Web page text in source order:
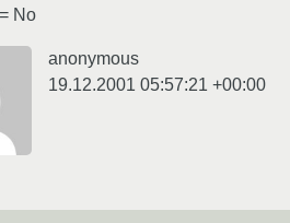
No
anonymous
19.12.2001 05:57:21 +00:00